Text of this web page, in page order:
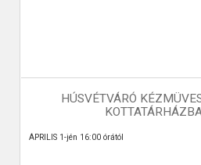
HÚSVÉTVÁRÓ
ÁPRILIS 1-jén 16:00 órától